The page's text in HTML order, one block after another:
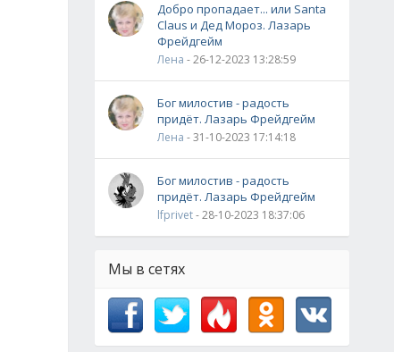
Добро пропадает... или Santa
Claus и Дед Мороз. Лазарь
Фрейдгейм
Лена - 26-12-2023 13:28:59
Бог милостив - радость
придёт. Лазарь Фрейдгейм
Лена - 31-10-2023 17:14:18
Бог милостив - радость
придёт. Лазарь Фрейдгейм
lfprivet- 28-10-2023 18:37:06
Мы в сетях